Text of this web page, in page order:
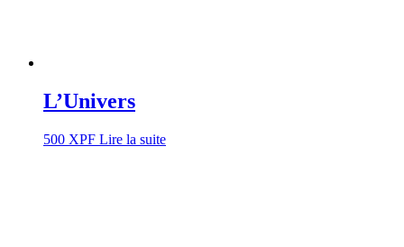
L’Univers
500 XPF Lire la suite